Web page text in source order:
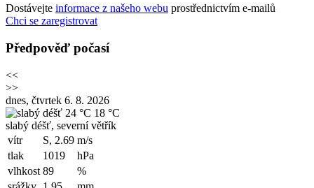
Dostávejte informace z našeho webu prostřednictvím e-mailů
Chci se zaregistrovat
Předpověď počasí
<<
>>
dnes, čtvrtek 6. 8. 2026
24 °C 18 °C
slabý déšť, severní větřík
vítr
S, 2.69 m/s
tlak
1019
hPa
vlhkost 89
%